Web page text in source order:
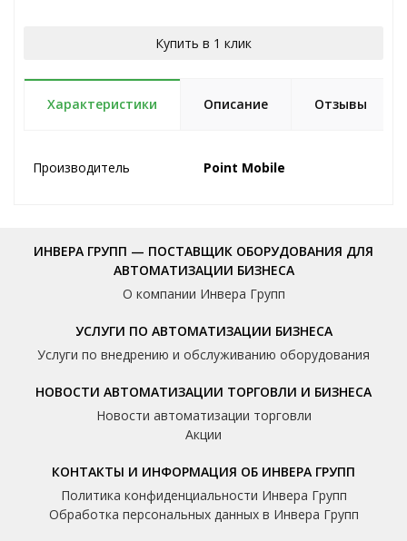
Купить в 1 клик
Характеристики Описание Отзывы
Производитель Point Mobile
ИНВЕРА ГРУПП — ПОСТАВЩИК ОБОРУДОВАНИЯ ДЛЯ
АВТОМАТИЗАЦИИ БИЗНЕСА
О компании Инвера Групп
УСЛУГИ ПО АВТОМАТИЗАЦИИ БИЗНЕСА
Услуги по внедрению и обслуживанию оборудования
НОВОСТИ АВТОМАТИЗАЦИИ ТОРГОВЛИ И БИЗНЕСА
Новости автоматизации торговли
Акции
КОНТАКТЫ И ИНФОРМАЦИЯ ОБ ИНВЕРА ГРУПП
Политика конфиденциальности Инвера Групп
Обработка персональных данных в Инвера Групп